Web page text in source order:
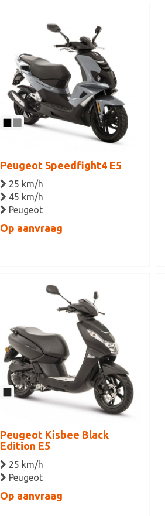
Peugeot Speedfight4 E5
25 km/h
45 km/h
Peugeot
Op aanvraag
Peugeot Kisbee Black
Edition E5
25 km/h
Peugeot
Op aanvraag